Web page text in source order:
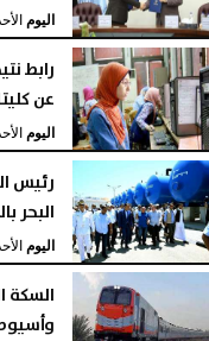
اليومالأحد، 9 أغسطس 2026 06:44 مـاليومالأحد، 9
عن
اليومالأحد، 9
رئيس
البحر
اليومالأحد، 9
السكة